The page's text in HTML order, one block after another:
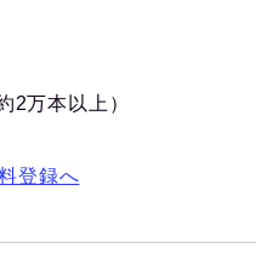
2万本以上）
登録へ